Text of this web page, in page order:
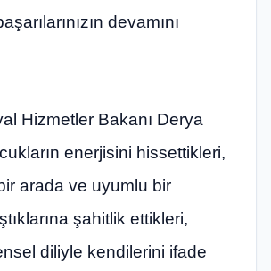
devamını
Hizmetler Bakanı Derya
enerjisini hissettikleri,
arada ve uyumlu bir
şahitlik ettikleri,
diliyle kendilerini ifade